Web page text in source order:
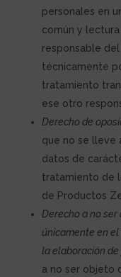
personales en
común y
responsable
técnicamente
tratamiento
ese otro
Derecho de
que no se lleve
datos de
tratamiento de
de Productos
Derecho a no
únicamente en
la elaboración de
a no ser objeto